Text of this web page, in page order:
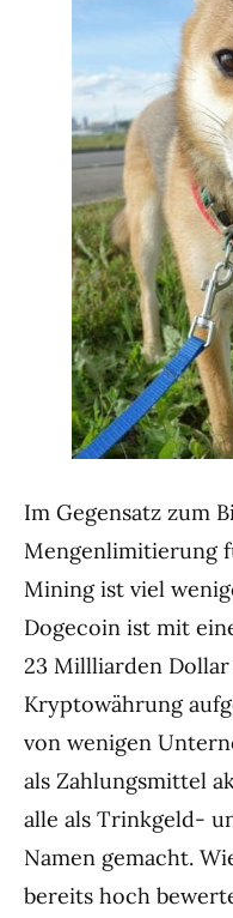
Im Gegensatz zum
Mengenlimitierung
Mining ist viel
Dogecoin ist mit
23 Millliarden
Kryptowährung
von wenigen
als Zahlungsmittel
alle als Trinkgeld-
Namen gemacht.
bereits hoch